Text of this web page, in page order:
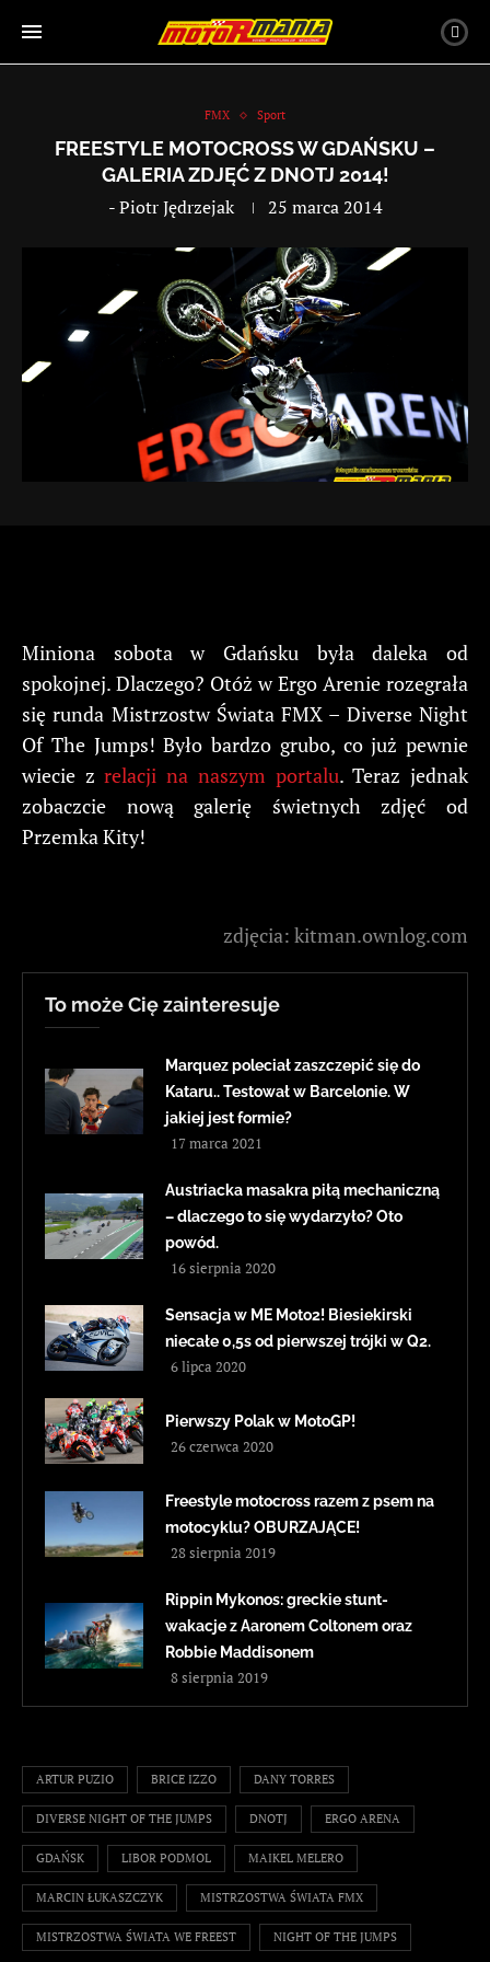
FMX Sport
FREESTYLE MOTOCROSS W GDAŃSKU –
GALERIA ZDJĘĆ Z DNOTJ 2014!
-Piotr Jędrzejak 25 marca 2014
Miniona sobota w Gdańsku była daleka od
spokojnej. Dlaczego? Otóż w Ergo Arenie rozegrała
się runda Mistrzostw Świata FMX – Diverse Night
Of The Jumps! Było bardzo grubo, co już pewnie
wiecie zrelacji na naszym portalu. Teraz jednak
zobaczcie nową galerię świetnych zdjęć od
Przemka Kity!
zdjęcia: kitman.ownlog.com
To może Cię zainteresuje
Marquez poleciał zaszczepić się do
Kataru.. Testował w Barcelonie. W
jakiej jest formie?
17 marca 2021
Austriacka masakra piłą mechaniczną
– dlaczego to się wydarzyło? Oto
powód.
16 sierpnia 2020
Sensacja w ME Moto2! Biesiekirski
niecałe 0,5s od pierwszej trójki w Q2.
6 lipca 2020
Pierwszy Polak w MotoGP!
26 czerwca 2020
Freestyle motocross razem z psem na
motocyklu? OBURZAJĄCE!
28 sierpnia 2019
Rippin Mykonos: greckie stunt-
wakacje z Aaronem Coltonem oraz
Robbie Maddisonem
8 sierpnia 2019
ARTUR PUZIO BRICE IZZO DANY TORRES
DIVERSE NIGHT OF THE JUMPS DNOTJ ERGO ARENA
GDAŃSK LIBOR PODMOL MAIKEL MELERO
MARCIN ŁUKASZCZYK MISTRZOSTWA ŚWIATA FMX
MISTRZOSTWA ŚWIATA WE FREEST NIGHT OF THE JUMPS